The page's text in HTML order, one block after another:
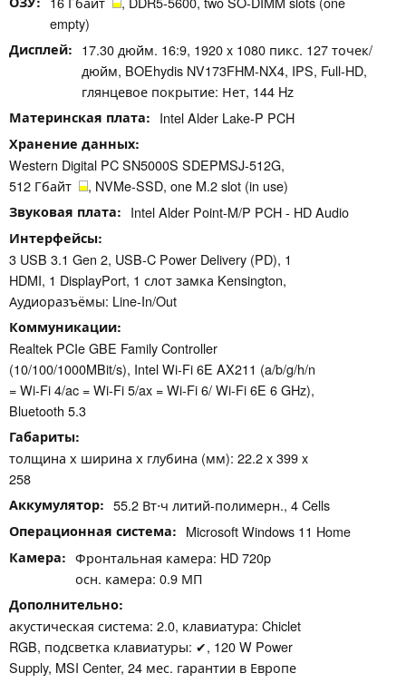
empty)
Дисплей
17.30 дюйм. 16:9, 1920 x 1080 пикс. 127 точек/
дюйм, BOEhydis NV173FHM-NX4, IPS, Full-HD,
глянцевое покрытие: Нет, 144 Hz
Материнская плата Intel Alder Lake-P PCH
Хранение данных
Western Digital PC SN5000S SDEPMSJ-512G,
512 Гбайт
, NVMe-SSD, one M.2 slot (in use)
Звуковая плата Intel Alder Point-M/P PCH - HD Audio
Интерфейсы
3 USB 3.1 Gen 2, USB-C Power Delivery (PD), 1
HDMI, 1 DisplayPort, 1 слот замка Kensington,
Аудиоразъёмы: Line-In/Out
Коммуникации
Realtek PCIe GBE Family Controller
(10/100/1000MBit/s), Intel Wi-Fi 6E AX211 (a/b/g/h/n
= Wi-Fi 4/ac = Wi-Fi 5/ax = Wi-Fi 6/ Wi-Fi 6E 6 GHz),
Bluetooth 5.3
Габариты
толщина х ширина х глубина (мм): 22.2 x 399 x
258
Аккумулятор 55.2 Вт⋅ч литий-полимерн., 4 Cells
Операционная система Microsoft Windows 11 Home
Камера
Фронтальная камера: HD 720p
осн. камера: 0.9 МП
Дополнительно
акустическая система: 2.0, клавиатура: Chiclet
RGB, подсветка клавиатуры: ✔, 120 W Power
Supply, MSI Center, 24 мес. гарантии в Европе